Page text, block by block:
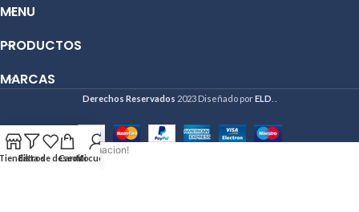
MENU
PRODUCTOS
MARCAS
Derechos Reservados 2023 Diseñado porELD
Filtros
Lista de deseos
CarritoMi cuenta
Hola deseo mas informacion!